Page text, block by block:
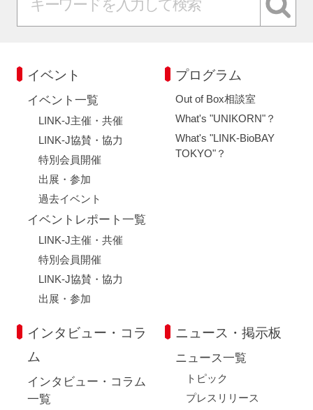
イベント
イベント一覧
LINK-J主催・共催
LINK-J協賛・協力
特別会員開催
出展・参加
過去イベント
イベントレポート一覧
LINK-J主催・共催
特別会員開催
LINK-J協賛・協力
出展・参加
プログラム
Out of Box相談室
What's "UNIKORN"？
What's "LINK-BioBAY
TOKYO"？
インタビュー・コラ
ム
インタビュー・コラム
一覧
ニュース・掲示板
ニュース一覧
トピック
プレスリリース